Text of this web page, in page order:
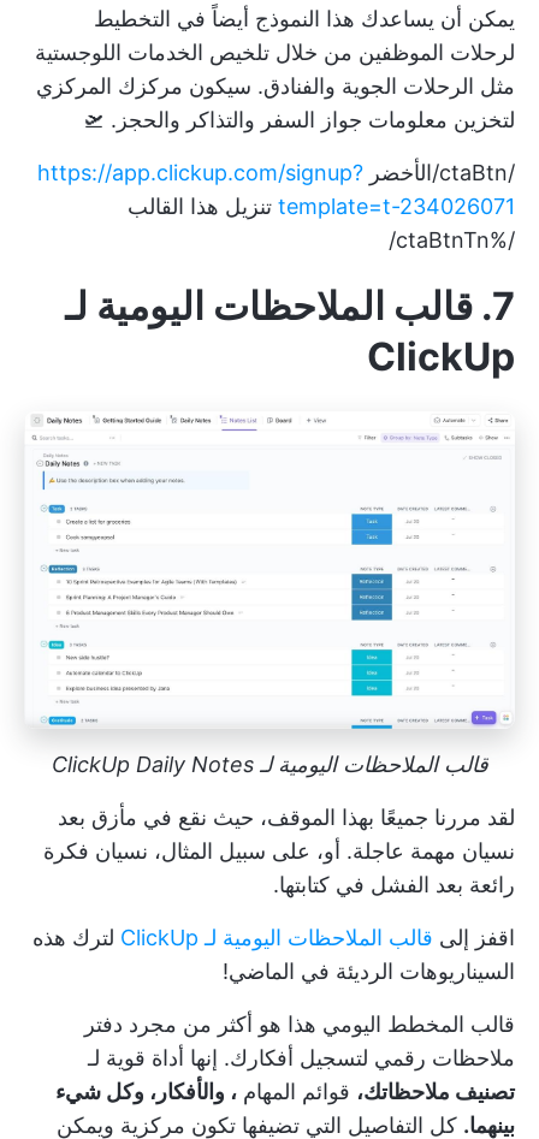
يمكن أن يساعدك هذا النموذج أيضاً في التخطيط
لرحلات الموظفين من خلال تلخيص الخدمات اللوجستية
مثل الرحلات الجوية والفنادق. سيكون مركزك المركزي
لتخزين معلومات جواز السفر والتذاكر والحجز. 🛫
/ctaBtn/الأخضر
https://app.clickup.com/signup?
template=t-234026071 تنزيل هذا القالب
/%ctaBtnTn/
7. قالب الملاحظات اليومية لـ
ClickUp
قالب الملاحظات اليومية لـ ClickUp Daily Notes
لقد مررنا جميعًا بهذا الموقف، حيث نقع في مأزق بعد
نسيان مهمة عاجلة. أو، على سبيل المثال، نسيان فكرة
رائعة بعد الفشل في كتابتها.
اقفز إلى قالب الملاحظات اليومية لـ ClickUp
لترك هذه
السيناريوهات الرديئة في الماضي!
قالب المخطط اليومي هذا هو أكثر من مجرد دفتر
ملاحظات رقمي لتسجيل أفكارك. إنها أداة قوية لـ
تصنيف ملاحظاتك، قوائم المهام ، والأفكار، وكل شيء
بينهما. كل التفاصيل التي تضيفها تكون مركزية ويمكن